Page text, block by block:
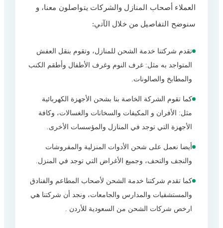
18 شحن سريع من الرياض إلى الإمارات
خطوات شركة شحن من الرياض إلى
شحن سيارة من الرياض إلى الإمارات
21 ارقام شركات الشحن من الرياض للإمارات
22
🚛📦أسعار شحن الأثاث والبضائع من
23
مقدمة من: الرهوان إكسبريس للشحن
جميع الأسعار تشمل:
26 تواصلوا معنا الآن
27 الأسئلة الشائعة
العملاء أصحاب المنازل والشركات يتواصلون معنا، و
سنوضح التفاصيل من خلال الآتي:
تقدم شركتنا خدمة الشحن للمنازل، وتقوم بنقل العفش
المتواجد به مثل: غرف النوم وغرف الأطفال وأطقم الكنب
والمطابخ والصالونات.
كما تقوم الشركة الخاصة بنا بشحن الأجهزة الكهربائية
مثل: الأفران و المكيفات والسخانات والغسالات، وكافة
الأجهزة التي توجد في المنازل والمؤسسات الأخرى.
أيضا نعمل على شحن الأدوات المنزلية والمفروشات
والنجف والتحف، وجميع الأغراض التي توجد في المنزل.
كما تقدم شركتنا خدمة الشحن لأصحاب المطاعم والفنادق
والمستشفيات والمدارس والجامعات، ونجد أن شركتنا هي
ارخص شركات الشحن من السعودية للأردن .